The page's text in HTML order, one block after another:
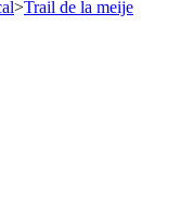
>Trail de la meije